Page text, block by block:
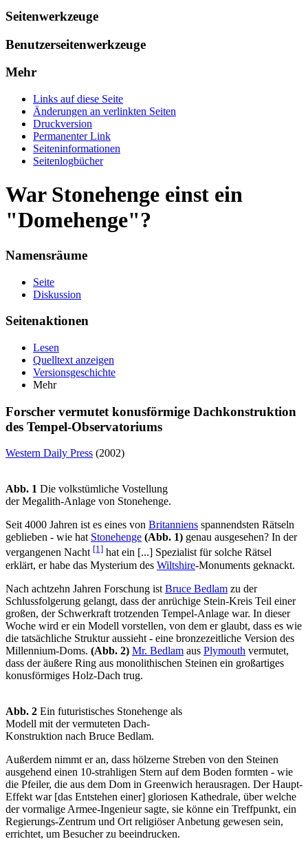
Seitenwerkzeuge
Benutzerseitenwerkzeuge
Mehr
Links auf diese Seite
Änderungen an verlinkten Seiten
Druckversion
Permanenter Link
Seiten­informationen
Seitenlogbücher
War Stonehenge einst ein
"Domehenge"?
Namensräume
Seite
Diskussion
Seitenaktionen
Lesen
Quelltext anzeigen
Versionsgeschichte
Mehr
Forscher vermutet konusförmige Dachkonstruktion
des Tempel-Observatoriums
Western Daily Press (2002)
Abb. 1 Die volkstümliche Vostellung
der Megalith-Anlage von Stonehenge.
Seit 4000 Jahren ist es eines von Britanniens spannendsten Rätseln
geblieben - wie hat Stonehenge (Abb. 1) genau ausgesehen? In der
vergangenen Nacht [1] hat ein [...] Spezialist für solche Rätsel
erklärt, er habe das Mysterium des Wiltshire-Monuments geknackt.
Nach achtzehn Jahren Forschung ist Bruce Bedlam zu der
Schlussfolgerung gelangt, dass der anrüchige Stein-Kreis Teil einer
großen, der Schwerkraft trotzenden Tempel-Anlage war. In dieser
Woche wird er ein Modell vorstellen, von dem er glaubt, dass es wie
die tatsächliche Struktur aussieht - eine bronzezeitliche Version des
Millennium-Doms. (Abb. 2) Mr. Bedlam aus Plymouth vermutet,
dass der äußere Ring aus monolithischen Steinen ein großartiges
konusförmiges Holz-Dach trug.
Abb. 2 Ein futuristisches Stonehenge als
Modell mit der vermuteten Dach-
Konstruktion nach Bruce Bedlam.
Außerdem nimmt er an, dass hölzerne Streben von den Steinen
ausgehend einen 10-strahligen Stern auf dem Boden formten - wie
die Pfeiler, die aus dem Dom in Greenwich herausragen. Der Haupt-
Effekt war [das Entstehen einer] gloriosen Kathedrale, über welche
der vormalige Armee-Ingenieur sagte, sie könne ein Treffpunkt, ein
Regierungs-Zentrum und Ort religiöser Anbetung gewesen sein,
errichtet, um Besucher zu beeindrucken.